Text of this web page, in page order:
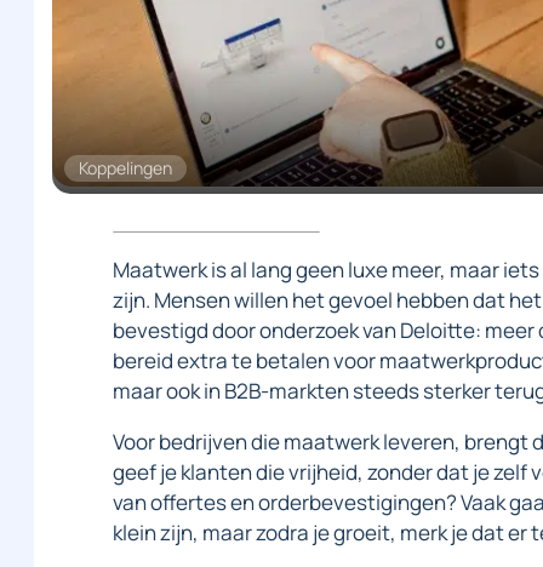
Koppelingen
Maatwerk is al lang geen luxe meer, maar
zijn. Mensen willen het gevoel hebben dat
bevestigd door onderzoek van Deloitte:
bereid extra te betalen voor
maar ook in B2B-markten steeds sterker
Voor bedrijven die maatwerk leveren, brengt
geef je klanten die vrijheid, zonder dat je
van offertes en orderbevestigingen? Vaak
klein zijn, maar zodra je groeit, merk je dat